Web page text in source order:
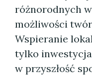
różnorodnych
możliwości
Wspieranie
tylko
w przyszłość